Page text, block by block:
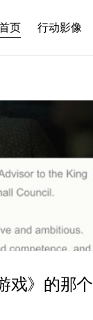
页 行动影像
戏》的那个